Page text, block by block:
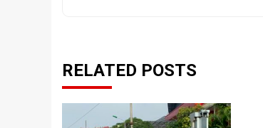
RELATED POSTS